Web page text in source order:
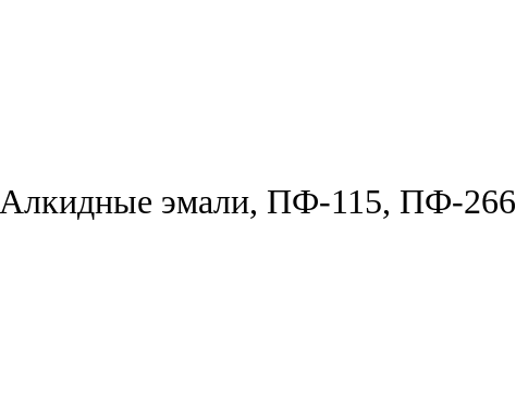
Алкидные эмали, ПФ-115, ПФ-266